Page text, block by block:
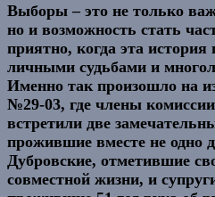
Выборы – это не только
но и возможность стать
приятно, когда эта история
личными судьбами и
Именно так произошло на
№29-03, где члены
встретили две
прожившие вместе не одно
Дубровские, отметившие
совместной жизни, и